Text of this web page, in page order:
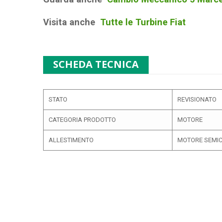
Visita anche Tutte le Turbine Fiat
SCHEDA TECNICA
STATO REVISIONATO
CATEGORIA PRODOTTO MOTORE
ALLESTIMENTO MOTORE